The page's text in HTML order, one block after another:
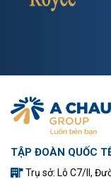
TẬP ĐOÀN QUỐC
Trụ sở: Lô C7/II,